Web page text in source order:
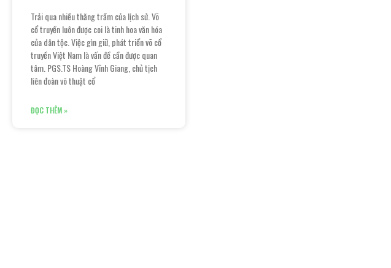
Trải qua nhiều thăng trầm của lịch sử. Võ
cổ truyền luôn được coi là tinh hoa văn hóa
của dân tộc. Việc gìn giữ, phát triển võ cổ
truyền Việt Nam là vấn đề cần được quan
tâm. PGS.TS Hoàng Vĩnh Giang, chủ tịch
liên đoàn võ thuật cổ
ĐỌC THÊM »